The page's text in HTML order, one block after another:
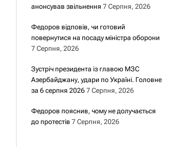
анонсував звільнення 7 Серпня, 2026
Федоров відповів, чи готовий
повернутися на посаду міністра оборони
7 Серпня, 2026
Зустріч президента із главою МЗС
Азербайджану, удари по Україні. Головне
за 6 серпня 2026 7 Серпня, 2026
Федоров пояснив, чому не долучається
до протестів 7 Серпня, 2026